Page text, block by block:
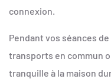
connexion.
Pendant vos séances
transports en commun
tranquille à la maison